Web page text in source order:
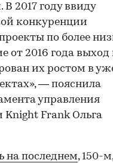
2017 году ввиду
конкуренции
по более
от 2016 года
их ростом в
— пояснила
управления
Frank Ольга
на последнем, 150-м,